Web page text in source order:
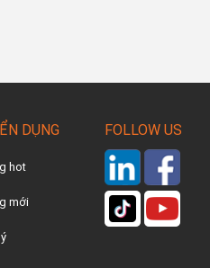
DỤNG
hot
mới
FOLLOW US